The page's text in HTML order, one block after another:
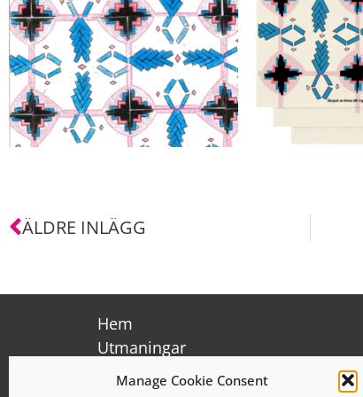
Manage Cookie Consent
ÄLDRE INLÄGG
Hem
Utmaningar
Viktiga datum